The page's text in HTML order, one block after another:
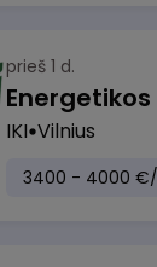
prieš 1 d.
IKI Vilnius
3400 - 4000